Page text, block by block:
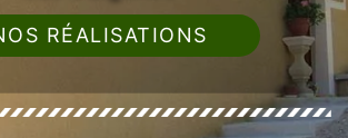
RÉALISATIONS